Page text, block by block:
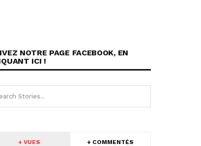
NOTRE PAGE FACEBOOK, EN
ICI !
+ VUES + COMMENTÉS